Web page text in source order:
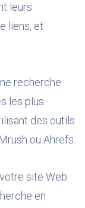
leurs
liens, et
recherche
les plus
des outils
ou Ahrefs.
site Web
en